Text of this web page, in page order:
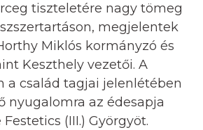
tiszteletére nagy tömeg
megjelentek
Miklós kormányzó és
Keszthely vezetői. A
a család tagjai jelenlétében
nyugalomra az édesapja
(III.) Györgyöt.